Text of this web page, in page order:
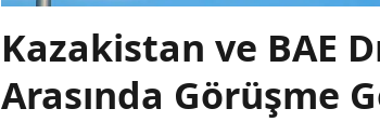
Kazakistan ve BAE
Arasında Görüşme